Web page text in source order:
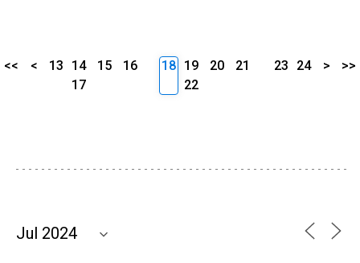
<< < 13 14 15
16
17
18 19 20
21
22
23 24 > >>